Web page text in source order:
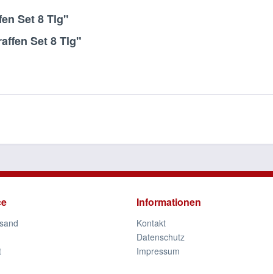
Set 8 Tlg"
Set 8 Tlg"
Informationen
Kontakt
Datenschutz
Impressum